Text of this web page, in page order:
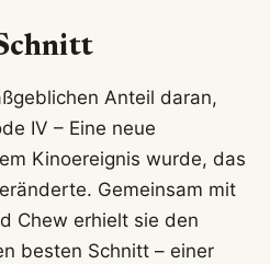
Anteil daran,
IV – Eine neue
Kinoereignis wurde, das
Gemeinsam mit
Chew erhielt sie den
besten Schnitt – einer